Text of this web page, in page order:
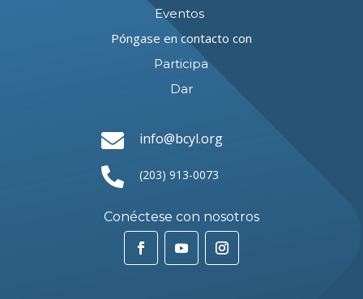
Eventos
Póngase en contacto con
Participa
Dar
 info@bcyl.org
 (203) 913-0073
Conéctese con nosotros